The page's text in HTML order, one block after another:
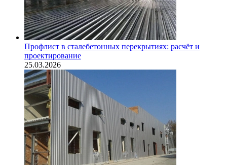
Профлист в сталебетонных перекрытиях: расчёт и
проектирование
25.03.2026